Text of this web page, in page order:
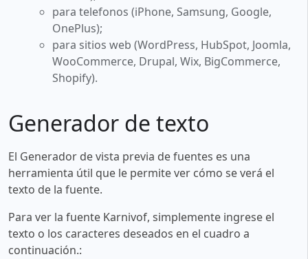
para telefonos (iPhone, Samsung, Google,
OnePlus);
para sitios web (WordPress, HubSpot, Joomla,
WooCommerce, Drupal, Wix, BigCommerce,
Shopify).
Generador de texto
El Generador de vista previa de fuentes es una
herramienta útil que le permite ver cómo se verá el
texto de la fuente.
Para ver la fuente Karnivof, simplemente ingrese el
texto o los caracteres deseados en el cuadro a
continuación.: